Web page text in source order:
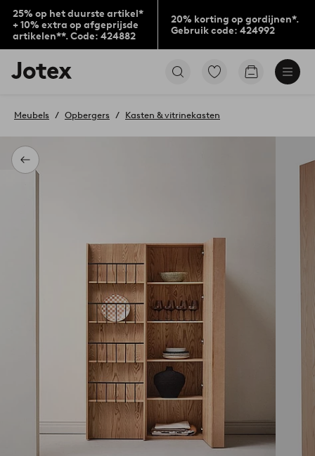
25% op het duurste artikel*
+ 10% extra op afgeprijsde
artikelen**. Code: 424882
20% korting op gordijnen*.
Gebruik code: 424992
Jotex
logo
to
home
page
Ga
gemarkeerde
Go
Terug
Meubels Opbergers Kasten & vitrinekasten